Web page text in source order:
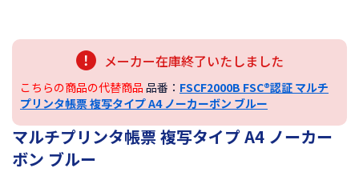
メーカー在庫終了いたしました
こちらの商品の代替商品 品番： FSCF2000B FSC®認証 マルチ
プリンタ帳票 複写タイプ A4 ノーカーボン ブルー
マルチプリンタ帳票 複写タイプ A4 ノーカー
ボン ブルー